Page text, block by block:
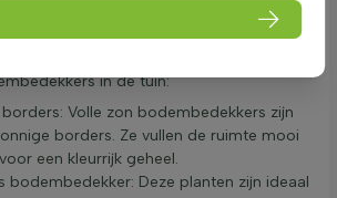
planten zijn niet alleen mooi, maar ook
de grond vochtig te houden en onkruid
in de tuin:
Volle zon bodembedekkers zijn
borders. Ze vullen de ruimte mooi
een kleurrijk geheel.
bodembedekker: Deze planten zijn ideaal